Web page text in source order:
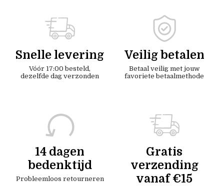
Snelle levering
Vóór 17:00 besteld,
dezelfde dag verzonden
Veilig betalen
Betaal veilig met jouw
favoriete betaalmethode
14 dagen
bedenktijd
Probleemloos retourneren
Gratis
verzending
vanaf €15